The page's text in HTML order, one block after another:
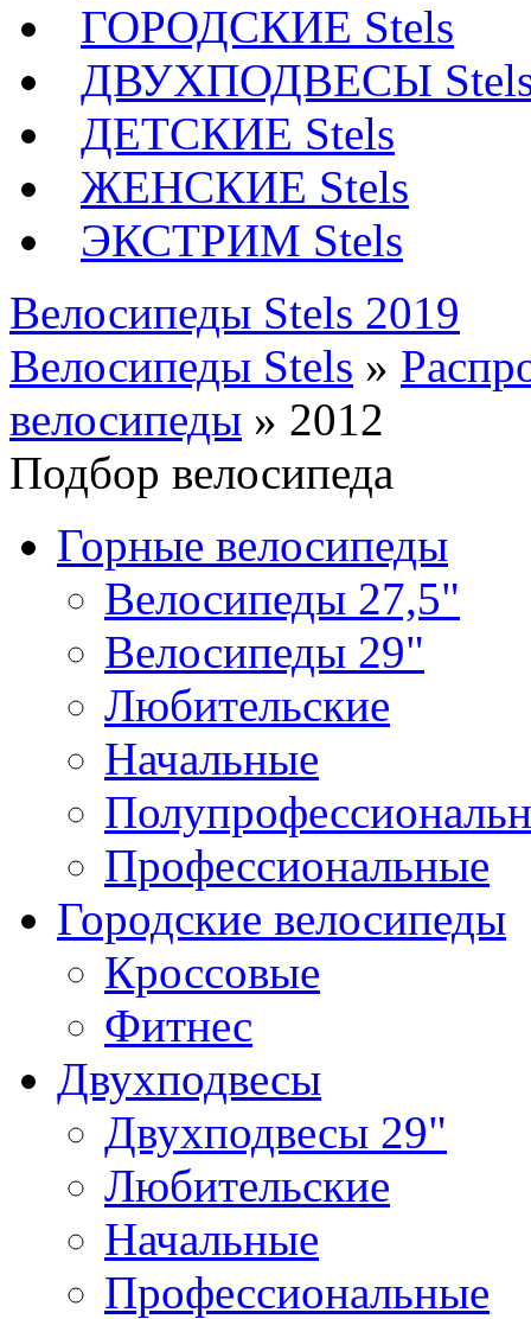
ГОРОДСКИЕ Stels
ДВУХПОДВЕСЫ
ДЕТСКИЕ Stels
ЖЕНСКИЕ Stels
ЭКСТРИМ Stels
Велосипеды Stels 2019
Велосипеды Stels »
велосипеды » 2012
Подбор велосипеда
Горные велосипеды
Велосипеды 27,5"
Велосипеды 29"
Любительские
Начальные
Профессиональные
Городские велосипеды
Кроссовые
Фитнес
Двухподвесы
Двухподвесы 29"
Любительские
Начальные
Профессиональные